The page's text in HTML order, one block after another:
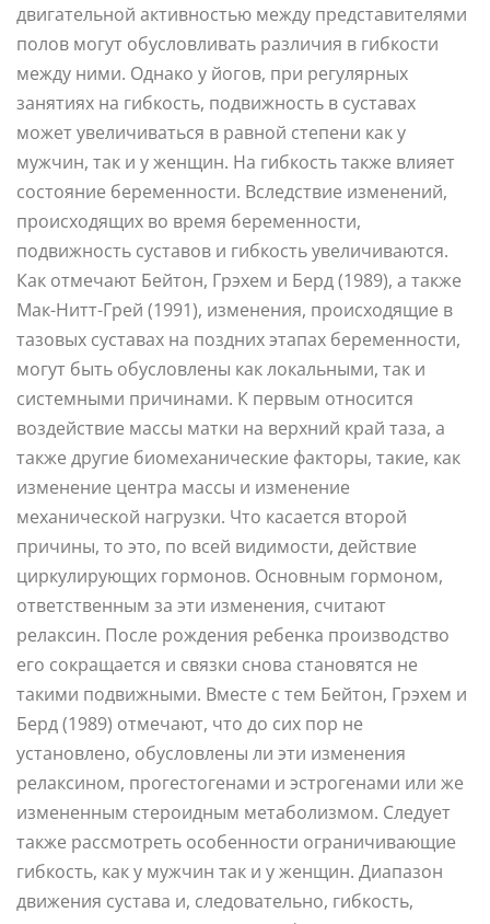
двигательной активностью между представителями
полов могут обусловливать различия в гибкости
между ними. Однако у йогов, при регулярных
занятиях на гибкость, подвижность в суставах
может увеличиваться в равной степени как у
мужчин, так и у женщин. На гибкость также влияет
состояние беременности. Вследствие изменений,
происходящих во время беременности,
подвижность суставов и гибкость увеличиваются.
Как отмечают Бейтон, Грэхем и Берд (1989), а также
Мак-Нитт-Грей (1991), изменения, происходящие в
тазовых суставах на поздних этапах беременности,
могут быть обусловлены как локальными, так и
системными причинами. К первым относится
воздействие массы матки на верхний край таза, а
также другие биомеханические факторы, такие, как
изменение центра массы и изменение
механической нагрузки. Что касается второй
причины, то это, по всей видимости, действие
циркулирующих гормонов. Основным гормоном,
ответственным за эти изменения, считают
релаксин. После рождения ребенка производство
его сокращается и связки снова становятся не
такими подвижными. Вместе с тем Бейтон, Грэхем и
Берд (1989) отмечают, что до сих пор не
установлено, обусловлены ли эти изменения
релаксином, прогестогенами и эстрогенами или же
измененным стероидным метаболизмом. Следует
также рассмотреть особенности ограничивающие
гибкость, как у мужчин так и у женщин. Диапазон
движения сустава и, следовательно, гибкость,